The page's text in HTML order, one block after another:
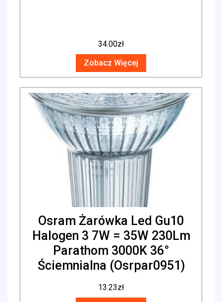
34.00zł
Zobacz Więcej
Osram Żarówka Led Gu10
Halogen 3 7W = 35W 230Lm
Parathom 3000K 36°
Ściemnialna (Osrpar0951)
13.23zł